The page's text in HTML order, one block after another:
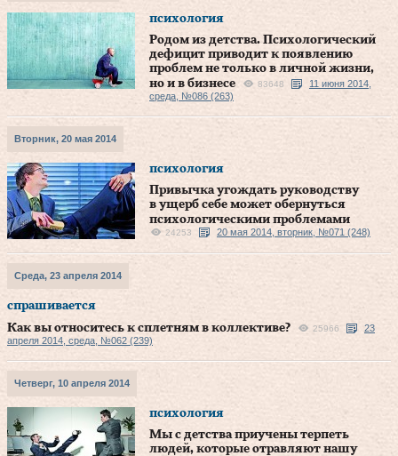
психология
Родом из детства. Психологический
дефицит приводит к появлению
проблем не только в личной жизни,
но и в бизнесе
83648
11 июня 2014,
среда, №086 (263)
Вторник, 20 мая 2014
психология
Привычка угождать руководству
в ущерб себе может обернуться
психологическими проблемами
24253 20 мая 2014, вторник, №071 (248)
Среда, 23 апреля 2014
спрашивается
Как вы относитесь к сплетням в коллективе?
25966
23
апреля 2014, среда, №062 (239)
Четверг, 10 апреля 2014
психология
Мы с детства приучены терпеть
людей, которые отравляют нашу